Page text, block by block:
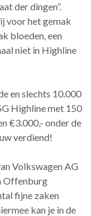
der dingen”.
voor het gemak
bloeden, een
niet in Highline
en slechts 10.000
Highline met 150
€3.000,- onder de
verdiend!
Volkswagen AG
Offenburg
fijne zaken
kan je in de